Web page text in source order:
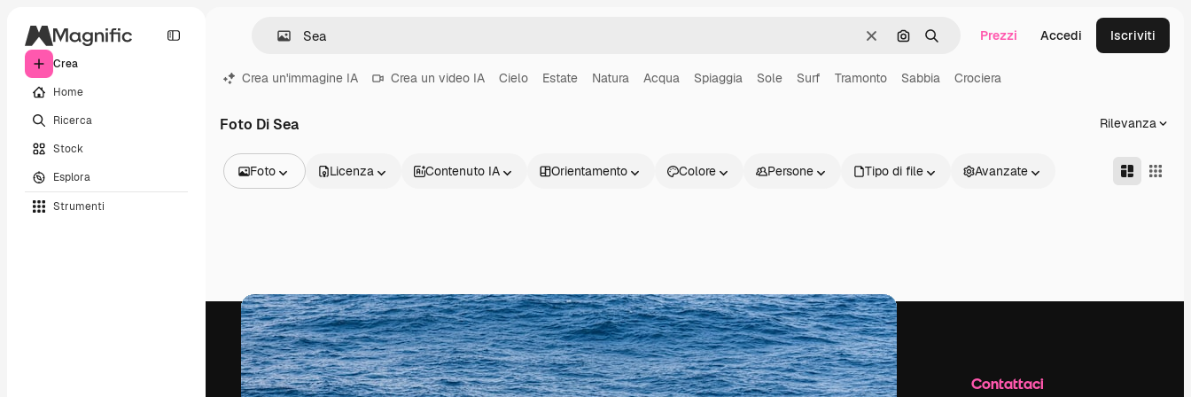
Crea
Home
Ricerca
Stock
Esplora
Strumenti
CancellaCerca per immagine
Ricerca Prezzi Accedi Iscriviti
Crea un'immagine IA Crea un video IA Cielo Estate Natura Acqua Spiaggia Sole Surf Tramonto Sabbia Crociera
Foto Di Sea Rilevanza
Foto
Video
Clip video
Motion graphic
Modelli di video
Icone
Modelli 3D
Font
Licenza Contenuto IA Orientamento Colore Persone Tipo di file Avanzate
Prodotti Inizia Azienda Contattaci